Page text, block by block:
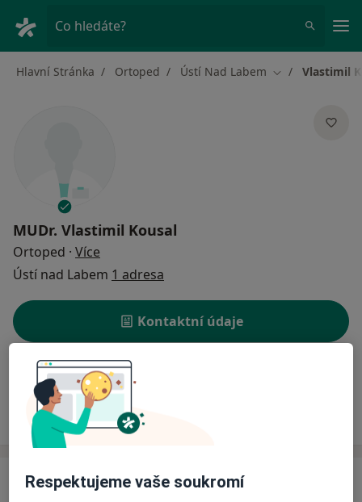
Co hledáte?
Hlavní Stránka Ortoped Ústí Nad Labem Změna města
Vlastimil
MUDr. Vlastimil Kousal
Ortoped · Více
Ústí nad Labem 1 adresa
Kontaktní údaje
Rezervovat termín
Ceník Adresy
Ceník
Respektujeme vaše soukromí